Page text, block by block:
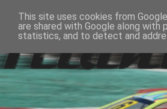
This site uses cookies from
are shared with Google along
statistics, and to detect and